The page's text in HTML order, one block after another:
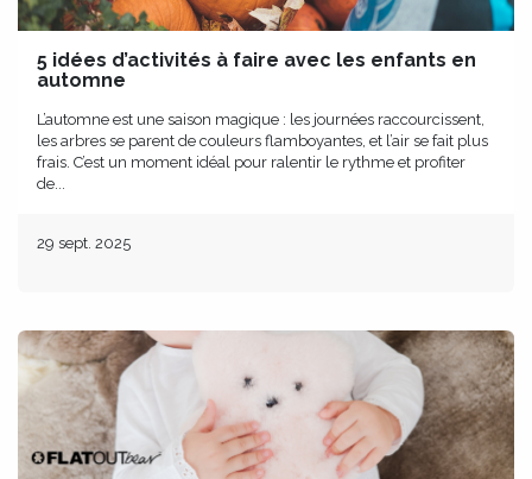
5 idées d’activités à faire avec les enfants en
automne
L’automne est une saison magique : les journées raccourcissent,
les arbres se parent de couleurs flamboyantes, et l’air se fait plus
frais. C’est un moment idéal pour ralentir le rythme et profiter
de...
29 sept. 2025